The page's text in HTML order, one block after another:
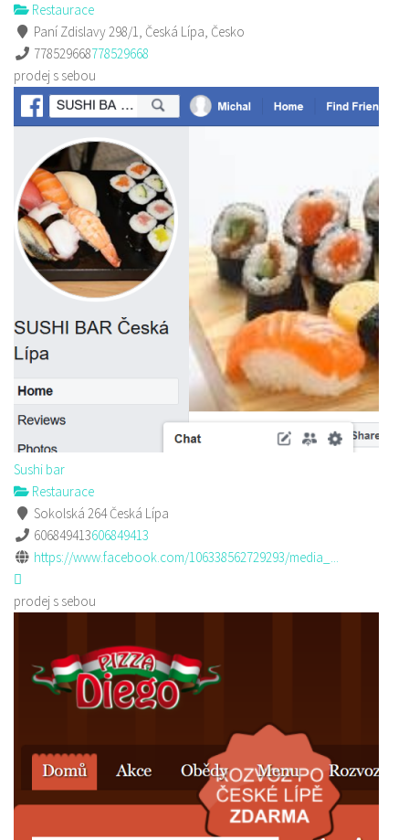
Restaurace
Paní Zdislavy 298/1, Česká Lípa, Česko
778529668778529668
prodej s sebou
Sushi bar
Restaurace
Sokolská 264 Česká Lípa
606849413606849413
https://www.facebook.com/106338562729293/media_...
prodej s sebou